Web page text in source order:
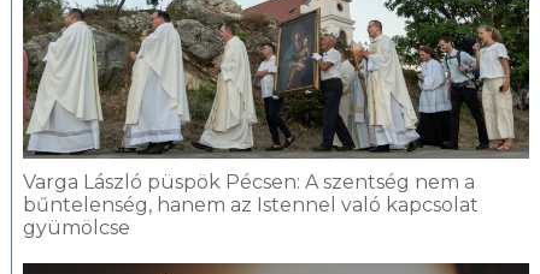
Varga László püspök Pécsen: A szentség nem a
bűntelenség, hanem az Istennel való kapcsolat
gyümölcse